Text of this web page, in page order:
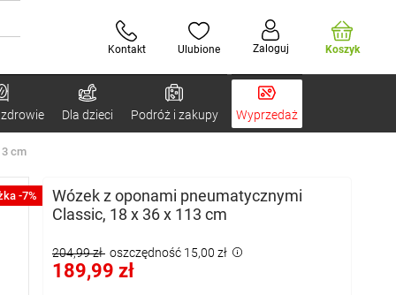
Kontakt Ulubione Zaloguj Koszyk
Dla dzieci Podróż i zakupy Wyprzedaż
cm
-7%
Wózek z oponami pneumatycznymi
Classic, 18 x 36 x 113 cm
204,99 zł oszczędność 15,00 zł
189,99 zł